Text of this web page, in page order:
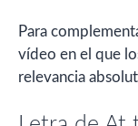
Para
vídeo en el que
relevancia